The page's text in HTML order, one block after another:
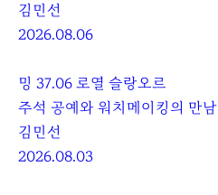
김민선
2026.08.06
밍 37.06 로열 슬랑오르
주석 공예와 워치메이킹의 만남
김민선
2026.08.03